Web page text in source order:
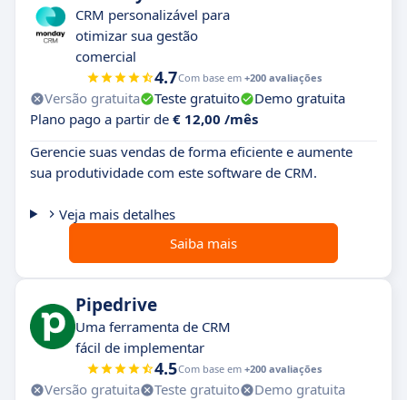
CRM personalizável para
otimizar sua gestão
comercial
4.7Com base em +200 avaliações
Versão gratuita Teste gratuito
Demo gratuita
Plano pago a partir de € 12,00 /mês
Gerencie suas vendas de forma eficiente e aumente
sua produtividade com este software de CRM.
Veja mais detalhes
Saiba mais
Pipedrive
Uma ferramenta de CRM
fácil de implementar
4.5Com base em +200 avaliações
Versão gratuita Teste gratuito
Demo gratuita